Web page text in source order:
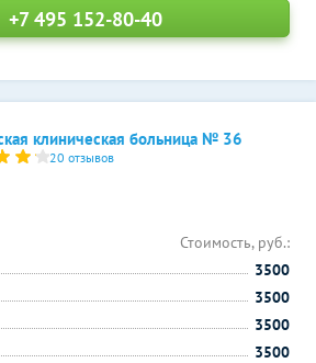
+7 495 152-80-40
клиническая больница № 36
20 отзывов
Стоимость, руб.:
3500
3500
3500
3500